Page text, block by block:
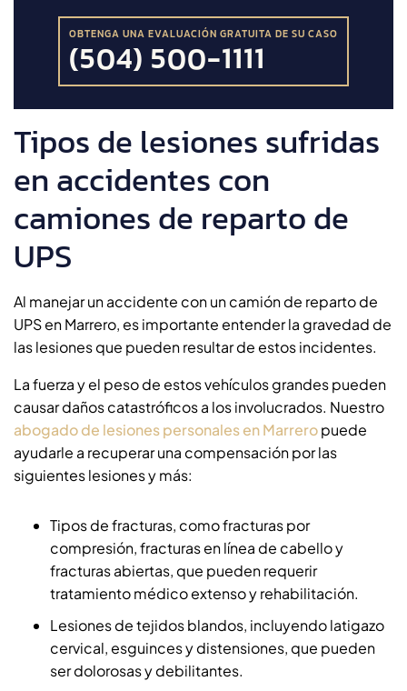
OBTENGA UNA EVALUACIÓN GRATUITA DE SU CASO
(504) 500-1111
Tipos de lesiones sufridas
en accidentes con
camiones de reparto de
UPS
Al manejar un accidente con un camión de reparto de
UPS en Marrero, es importante entender la gravedad de
las lesiones que pueden resultar de estos incidentes.
La fuerza y el peso de estos vehículos grandes pueden
causar daños catastróficos a los involucrados. Nuestro
abogado de lesiones personales en Marreropuede
ayudarle a recuperar una compensación por las
siguientes lesiones y más:
Tipos de fracturas, como fracturas por
compresión, fracturas en línea de cabello y
fracturas abiertas, que pueden requerir
tratamiento médico extenso y rehabilitación.
Lesiones de tejidos blandos, incluyendo latigazo
cervical, esguinces y distensiones, que pueden
ser dolorosas y debilitantes.